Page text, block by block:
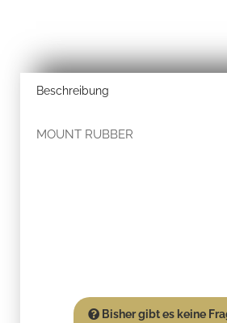
Beschreibung
MOUNT RUBBER
Bisher gibt es keine